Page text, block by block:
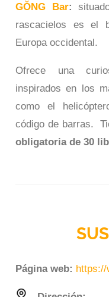
GŎNG Bar:
rascacielos es el
Europa occidental.
Ofrece una
inspirados en los
como el
código de barras.
obligatoria de 30
Página web: https://